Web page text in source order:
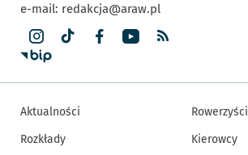
e-mail: redakcja@araw.pl
Aktualności
Rozkłady
Rowerzyści
Kierowcy